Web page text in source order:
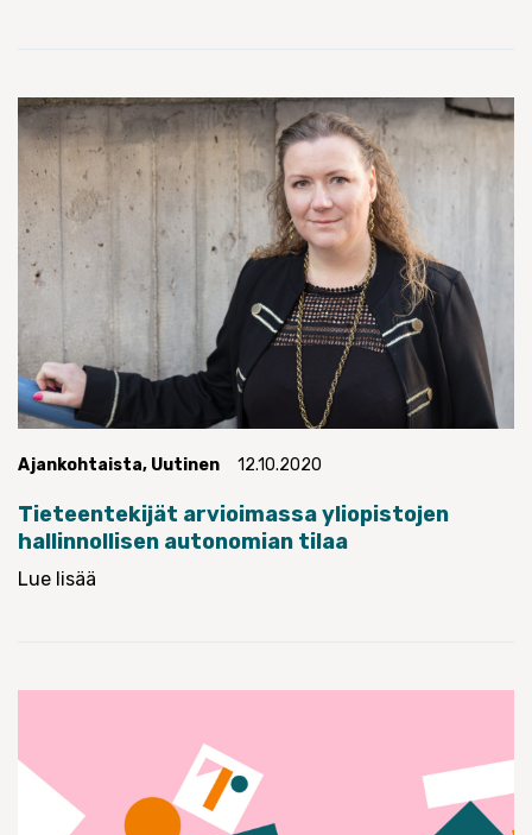
Ajankohtaista, Uutinen 12.10.2020
Tieteentekijät arvioimassa yliopistojen
hallinnollisen autonomian tilaa
Lue lisää